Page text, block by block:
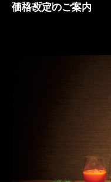
2025-07-31
価格改定のご案内